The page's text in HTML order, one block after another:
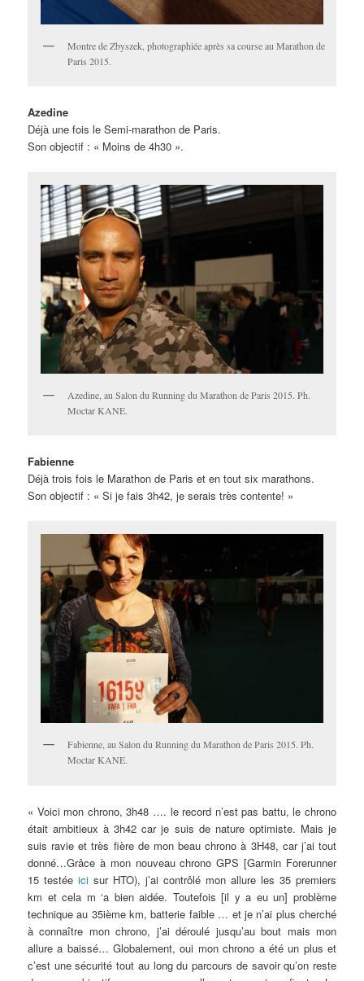
Montre de Zbyszek, photographiée après sa course au Marathon de
Paris 2015.
Azedine
Déjà une fois le Semi-marathon de Paris.
Son objectif : « Moins de 4h30 ».
Azedine, au Salon du Running du Marathon de Paris 2015. Ph.
Moctar KANE.
Fabienne
Déjà trois fois le Marathon de Paris et en tout six marathons.
Son objectif : « Si je fais 3h42, je serais très contente! »
Fabienne, au Salon du Running du Marathon de Paris 2015. Ph.
Moctar KANE.
« Voici mon chrono, 3h48 …. le record n’est pas battu, le chrono
était ambitieux à 3h42 car je suis de nature optimiste. Mais je
suis ravie et très fière de mon beau chrono à 3H48, car j’ai tout
donné…Grâce à mon nouveau chrono GPS [Garmin Forerunner
15 testéeici sur HTO), j’ai contrôlé mon allure les 35 premiers
km et cela m ‘a bien aidée. Toutefois [il y a eu un] problème
technique au 35ième km, batterie faible … et je n’ai plus cherché
à connaître mon chrono, j’ai déroulé jusqu’au bout mais mon
allure a baissé… Globalement, oui mon chrono a été un plus et
c’est une sécurité tout au long du parcours de savoir qu’on reste